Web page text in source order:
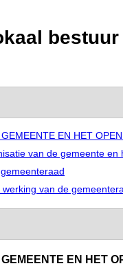
bestuur
EN HET
van de gemeente
werking van de
EN HET